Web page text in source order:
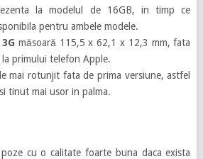
la modelul de 16GB, in timp ce
pentru ambele modele.
măsoară 115,5 x 62,1 x 12,3 mm, fata
primului telefon Apple.
mai rotunjit fata de prima versiune, astfel
tinut mai usor in palma.
cu o calitate foarte buna daca exista